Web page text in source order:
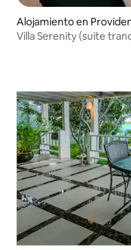
Alojamiento en
Villa Serenity (suite